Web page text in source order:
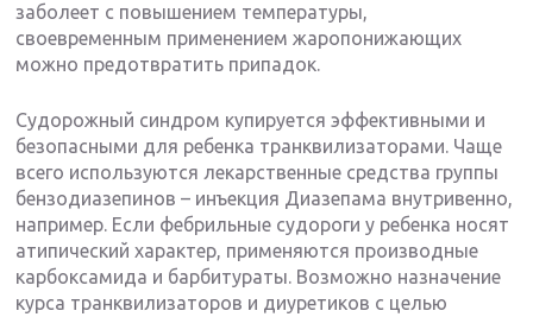
заболеет с повышением температуры,
своевременным применением жаропонижающих
можно предотвратить припадок.
Судорожный синдром купируется эффективными и
безопасными для ребенка транквилизаторами. Чаще
всего используются лекарственные средства группы
бензодиазепинов – инъекция Диазепама внутривенно,
например. Если фебрильные судороги у ребенка носят
атипический характер, применяются производные
карбоксамида и барбитураты. Возможно назначение
курса транквилизаторов и диуретиков с целью